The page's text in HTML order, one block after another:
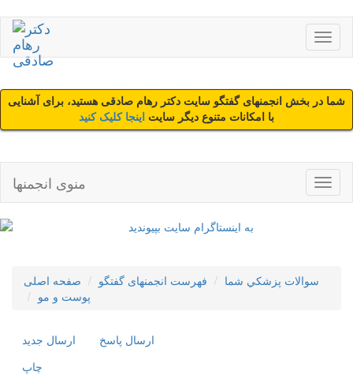
شما در بخش انجمنهای گفتگو سایت دکتر رهام صادقی هستید، برای آشنایی
با امکانات متنوع دیگر سایت اینجا کلیک کنید
منوی انجمنها
صفحه اصلی فهرست انجمنهای گفتگو
سوالات پزشکي شما
پوست و مو
ارسال جديد
ارسال پاسخ
چاپ